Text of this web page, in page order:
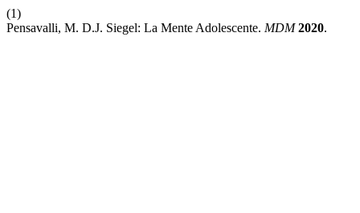
(1)
Pensavalli, M. D.J. Siegel: La Mente Adolescente. MDM 2020.